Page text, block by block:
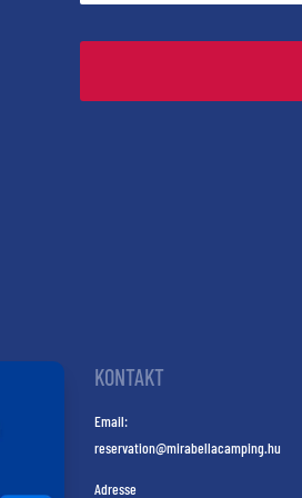
KONTAKT
Email:
reservation@mirabellacamping.hu
Adresse